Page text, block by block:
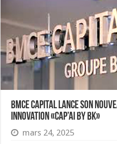
BMCE Capital lance son
Innovation «Cap’AI by BK»
mars 24, 2025